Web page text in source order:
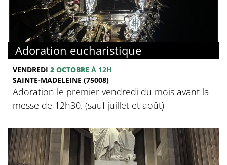
Adoration eucharistique
VENDREDI 2 OCTOBRE À 12H
SAINTE-MADELEINE (75008)
Adoration le premier vendredi du mois avant la
messe de 12h30. (sauf juillet et août)